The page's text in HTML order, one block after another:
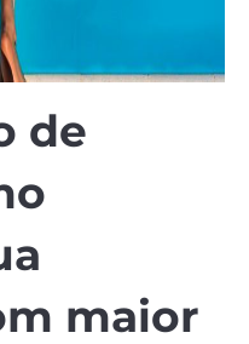
de
maior